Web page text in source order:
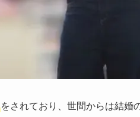
をされており、世間からは結婚